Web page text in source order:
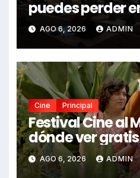
puedes perder
2026
AGO 6, 2026 ADMIN
Cine Principal
Festival Cine al
dónde ver
mexicano
CDMX y en línea
AGO 6, 2026 ADMIN